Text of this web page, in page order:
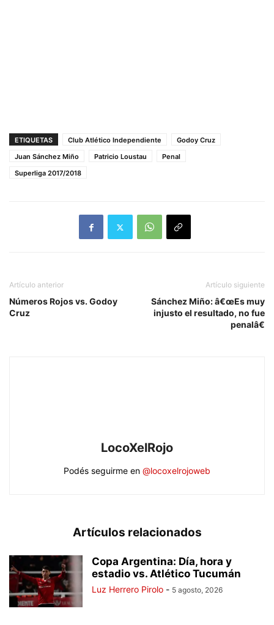
ETIQUETAS Club Atlético Independiente
Godoy Cruz
Juan Sánchez Miño
Patricio Loustau
Penal
Superliga 2017/2018
Artículo anterior
Números Rojos vs. Godoy
Cruz
Artículo siguiente
Sánchez Miño: â€œEs muy
injusto el resultado, no fue
penalâ€
LocoXelRojo
Podés seguirme en @locoxelrojoweb
Artículos relacionados
Copa Argentina: Día, hora y
estadio vs. Atlético Tucumán
Luz Herrero Pirolo - 5 agosto, 2026